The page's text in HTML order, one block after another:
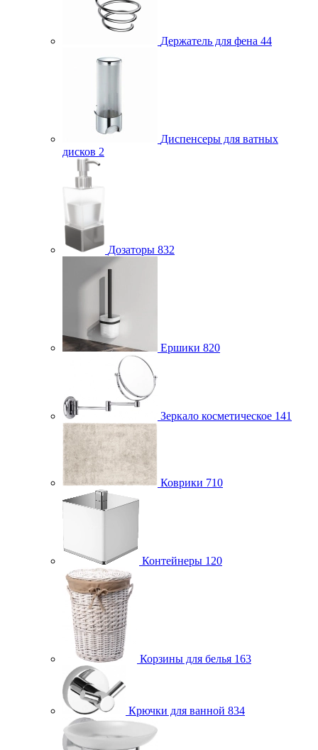
Держатель для фена 44
Диспенсеры для ватных
дисков 2
Дозаторы 832
Ершики 820
Зеркало косметическое 141
Коврики 710
Контейнеры 120
Корзины для белья 163
Крючки для ванной 834